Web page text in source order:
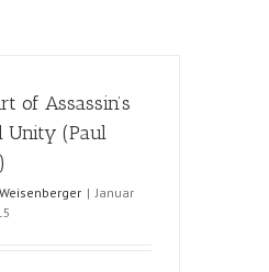
of Assassin’s
Unity (Paul
| Januar